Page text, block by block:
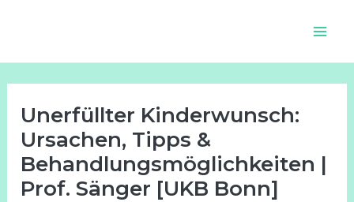
Unerfüllter Kinderwunsch:
Ursachen, Tipps &
Behandlungsmöglichkeiten |
Prof. Sänger [UKB Bonn]